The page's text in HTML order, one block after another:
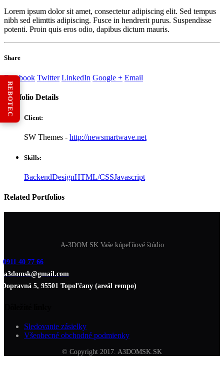
Lorem ipsum dolor sit amet, consectetur adipiscing elit. Sed tempus
nibh sed elimttis adipiscing. Fusce in hendrerit purus. Suspendisse
potenti. Proin quis eros odio, dapibus dictum mauris.
Share
Facebook Twitter LinkedIn Google + Email
Portfolio Details
Client:
SW Themes - http://newsmartwave.net
Skills:
BackendDesignHTML/CSSJavascript
Related Portfolios
A-3DOM SK Vaše kúpeľňové štúdio
0911 40 77 66
a3domsk@gmail.com
Dopravná 5, 95501 Topoľčany (areál rempo)
Sledovanie zásielky
Všeobecné obchodné podmienky
© Copyright 2017. A3DOMSK.SK
REBOTEC